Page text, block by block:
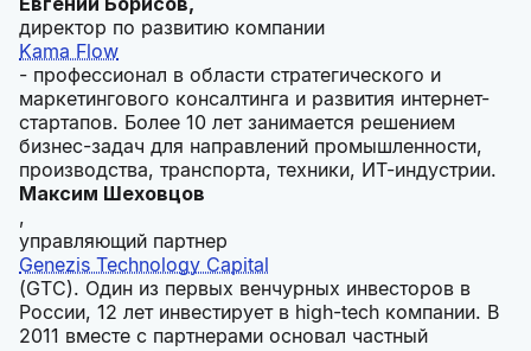
директор по развитию компании
Kama Flow
- профессионал в области стратегического и
маркетингового консалтинга и развития интернет-
стартапов. Более 10 лет занимается решением
бизнес-задач для направлений промышленности,
производства, транспорта, техники, ИТ-индустрии.
Максим Шеховцов
,
управляющий партнер
Genezis Technology Capital
(GTC). Один из первых венчурных инвесторов в
России, 12 лет инвестирует в high-tech компании. В
2011 вместе с партнерами основал частный